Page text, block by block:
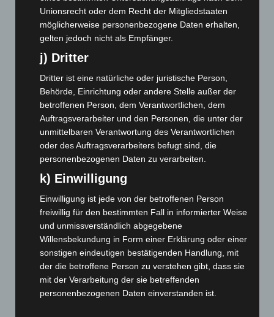
Dezember 2024
(89)
November 2024(94)
Oktober 2024(93)
September 2024(112)
August 2024(107)
Juli 2024(89)
Juni 2024(107)
Mai 2024(149)
April 2024(102)
März 2024 (103)
Februar 2024
Januar 2024(111)
Dezember 2023(130)
November 2023(130)
Oktober 2023(114)
September 2023(133)
August 2023(134)
Unionsrecht oder dem Recht der Mitgliedstaaten
möglicherweise personenbezogene Daten erhalten,
gelten jedoch nicht als Empfänger.
j) Dritter
Dritter ist eine natürliche oder juristische Person,
Behörde, Einrichtung oder andere Stelle außer der
betroffenen Person, dem Verantwortlichen, dem
Auftragsverarbeiter und den Personen, die unter der
unmittelbaren Verantwortung des Verantwortlichen
oder des Auftragsverarbeiters befugt sind, die
personenbezogenen Daten zu verarbeiten.
k) Einwilligung
Einwilligung ist jede von der betroffenen Person
freiwillig für den bestimmten Fall in informierter Weise
und unmissverständlich abgegebene
Willensbekundung in Form einer Erklärung oder einer
sonstigen eindeutigen bestätigenden Handlung, mit
der die betroffene Person zu verstehen gibt, dass sie
mit der Verarbeitung der sie betreffenden
personenbezogenen Daten einverstanden ist.